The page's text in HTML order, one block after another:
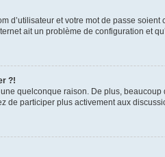
d’utilisateur et votre mot de passe
ait un problème de configuration et
?!
quelconque raison. De plus,
de participer plus activement aux